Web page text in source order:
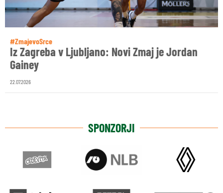
#ZmajevoSrce
Iz Zagreba v Ljubljano: Novi Zmaj je Jordan
Gainey
22.07.2026
SPONZORJI